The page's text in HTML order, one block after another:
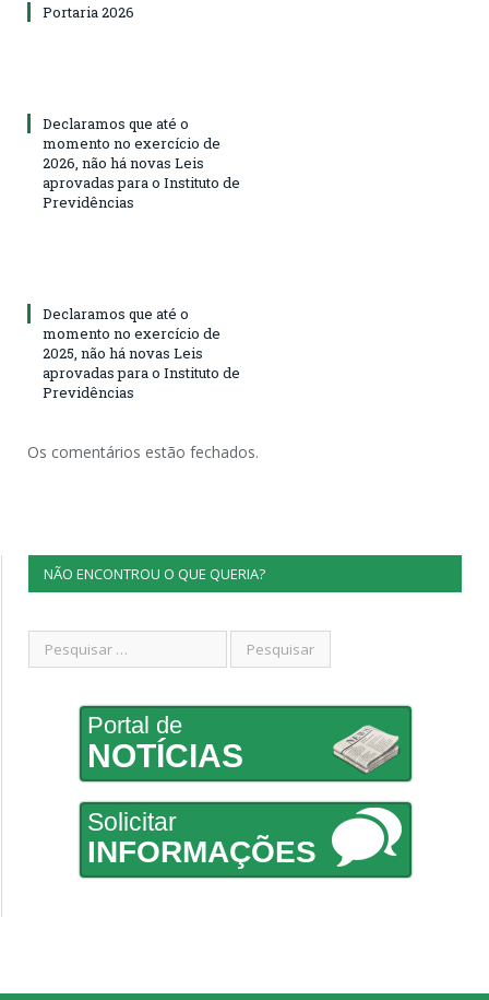
Portaria 2026
Declaramos que até o
momento no exercício de
2026, não há novas Leis
aprovadas para o Instituto de
Previdências
Declaramos que até o
momento no exercício de
2025, não há novas Leis
aprovadas para o Instituto de
Previdências
Os comentários estão fechados.
NÃO ENCONTROU O QUE QUERIA?
Portal de
NOTÍCIAS
Solicitar
INFORMAÇÕES